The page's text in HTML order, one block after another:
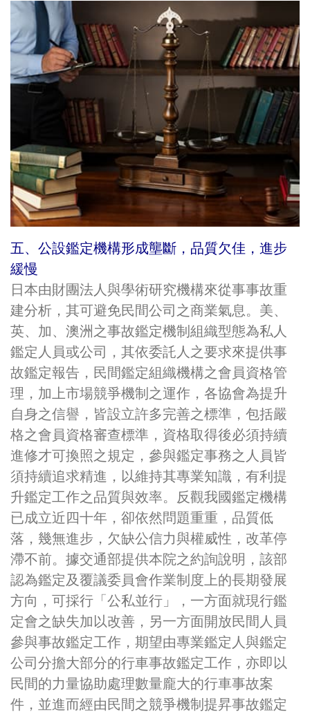
五、公設鑑定機構形成壟斷，品質欠佳，進步
緩慢
日本由財團法人與學術研究機構來從事事故重
建分析，其可避免民間公司之商業氣息。美、
英、加、澳洲之事故鑑定機制組織型態為私人
鑑定人員或公司，其依委託人之要求來提供事
故鑑定報告，民間鑑定組織機構之會員資格管
理，加上市場競爭機制之運作，各協會為提升
自身之信譽，皆設立許多完善之標準，包括嚴
格之會員資格審查標準，資格取得後必須持續
進修才可換照之規定，參與鑑定事務之人員皆
須持續追求精進，以維持其專業知識，有利提
升鑑定工作之品質與效率。反觀我國鑑定機構
已成立近四十年，卻依然問題重重，品質低
落，幾無進步，欠缺公信力與權威性，改革停
滯不前。據交通部提供本院之約詢說明，該部
認為鑑定及覆議委員會作業制度上的長期發展
方向，可採行「公私並行」，一方面就現行鑑
定會之缺失加以改善，另一方面開放民間人員
參與事故鑑定工作，期望由專業鑑定人與鑑定
公司分擔大部分的行車事故鑑定工作，亦即以
民間的力量協助處理數量龐大的行車事故案
件，並進而經由民間之競爭機制提昇事故鑑定